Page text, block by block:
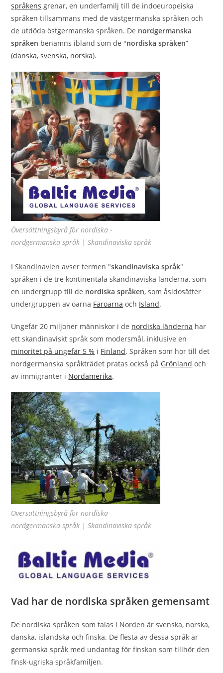
språkens grenar, en underfamilj till de indoeuropeiska
språken tillsammans med de västgermanska språken och
de utdöda östgermanska språken. De nordgermanska
språken benämns ibland som de "nordiska språken”
(danska,svenska, norska).
Översättningsbyrå för nordiska -
nordgermanska språk | Skandinaviska språk
ISkandinavien avser termen "skandinaviska språk"
språken i de tre kontinentala skandinaviska länderna, som
en undergrupp till de nordiska språken, som åsidosätter
undergruppen av öarna Färöarna och Island.
Ungefär 20 miljoner människor i de nordiska länderna har
ett skandinaviskt språk som modersmål, inklusive en
minoritet på ungefär 5 % i Finland. Språken som hör till det
nordgermanska språkträdet pratas också på Grönland och
av immigranter i Nordamerika.
Översättningsbyrå för nordiska -
nordgermanska språk | Skandinaviska språk
Vad har de nordiska språken gemensamt
De nordiska språken som talas i Norden är svenska, norska,
danska, isländska och finska. De flesta av dessa språk är
germanska språk med undantag för finskan som tillhör den
finsk-ugriska språkfamiljen.